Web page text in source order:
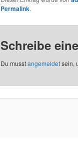
Permalink.
Schreibe
Du musstangemeldetsein,